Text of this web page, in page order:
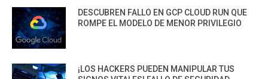
DESCUBREN FALLO EN GCP CLOUD RUN QUE
ROMPE EL MODELO DE MENOR PRIVILEGIO
¡LOS HACKERS PUEDEN MANIPULAR TUS